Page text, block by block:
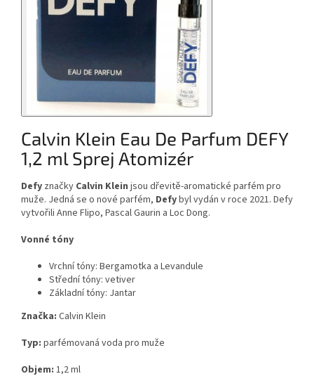
Calvin Klein Eau De Parfum DEFY
1,2 ml Sprej Atomizér
Defy značky Calvin Klein jsou dřevitě-aromatické parfém pro
muže. Jedná se o nové parfém, Defybyl vydán v roce 2021. Defy
vytvořili Anne Flipo, Pascal Gaurin a Loc Dong.
Vonné tóny
Vrchní tóny: Bergamotka a Levandule
Střední tóny: vetiver
Základní tóny: Jantar
Značka: Calvin Klein
Typ: parfémovaná voda pro muže
Objem: 1,2 ml